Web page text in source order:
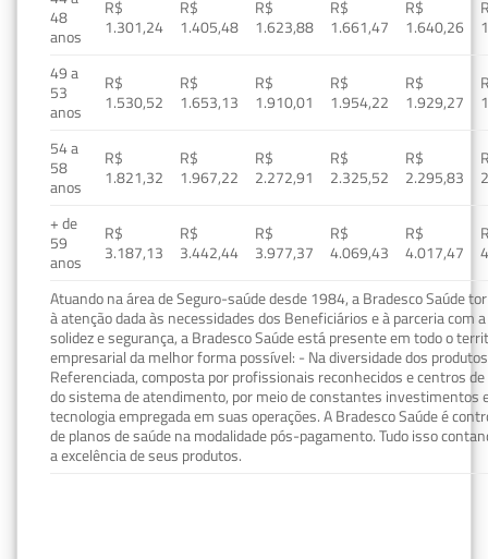
48
anos
R$
1.301,24
R$
1.405,48
R$
1.623,88
R$
1.661,47
R$
1.640,26
49 a
53
anos
R$
1.530,52
R$
1.653,13
R$
1.910,01
R$
1.954,22
R$
1.929,27
54 a
58
anos
R$
1.821,32
R$
1.967,22
R$
2.272,91
R$
2.325,52
R$
2.295,83
+ de
59
anos
R$
3.187,13
R$
3.442,44
R$
3.977,37
R$
4.069,43
R$
4.017,47
Atuando na área de Seguro-saúde desde 1984, a Bradesco Saúde
à atenção dada às necessidades dos Beneficiários e à parceria com
solidez e segurança, a Bradesco Saúde está presente em todo o
empresarial da melhor forma possível: - Na diversidade dos
Referenciada, composta por profissionais reconhecidos e centros
do sistema de atendimento, por meio de constantes investimentos
tecnologia empregada em suas operações. A Bradesco Saúde é
de planos de saúde na modalidade pós-pagamento. Tudo isso
a excelência de seus produtos.